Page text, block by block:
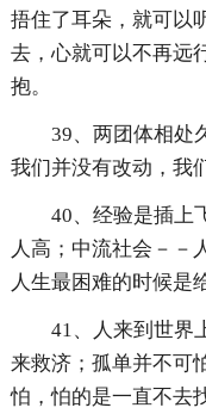
捂住了耳朵，就可以
去，心就可以不再远
抱。
39、两团体相处
我们并没有改动，我
40、经验是插上
人高；中流社会－－
人生最困难的时候是
41、人来到世界
来救济；孤单并不可
怕，怕的是一直不去